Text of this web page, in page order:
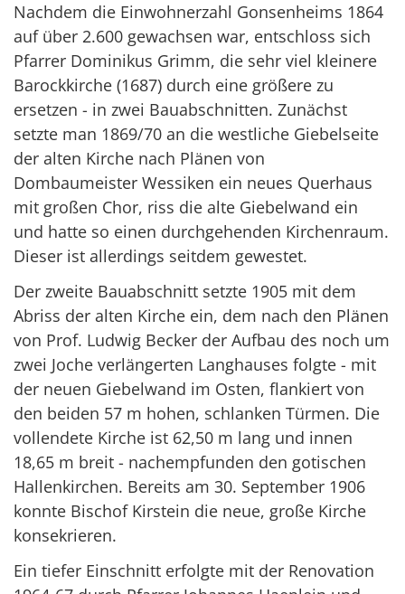
Nachdem die Einwohnerzahl Gonsenheims 1864
auf über 2.600 gewachsen war, entschloss sich
Pfarrer Dominikus Grimm, die sehr viel kleinere
Barockkirche (1687) durch eine größere zu
ersetzen - in zwei Bauabschnitten. Zunächst
setzte man 1869/70 an die westliche Giebelseite
der alten Kirche nach Plänen von
Dombaumeister Wessiken ein neues Querhaus
mit großen Chor, riss die alte Giebelwand ein
und hatte so einen durchgehenden Kirchenraum.
Dieser ist allerdings seitdem gewestet.
Der zweite Bauabschnitt setzte 1905 mit dem
Abriss der alten Kirche ein, dem nach den Plänen
von Prof. Ludwig Becker der Aufbau des noch um
zwei Joche verlängerten Langhauses folgte - mit
der neuen Giebelwand im Osten, flankiert von
den beiden 57 m hohen, schlanken Türmen. Die
vollendete Kirche ist 62,50 m lang und innen
18,65 m breit - nachempfunden den gotischen
Hallenkirchen. Bereits am 30. September 1906
konnte Bischof Kirstein die neue, große Kirche
konsekrieren.
Ein tiefer Einschnitt erfolgte mit der Renovation